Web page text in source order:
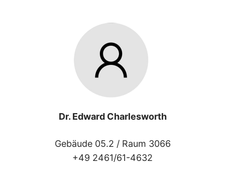
Dr. Edward Charlesworth
Gebäude 05.2 / Raum 3066
+49 2461/61-4632